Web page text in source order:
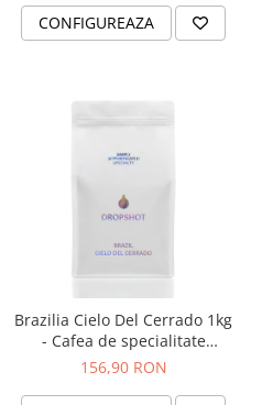
CONFIGUREAZA
Brazilia Cielo Del Cerrado 1kg
- Cafea de specialitate
DROPSHOT
156,90 RON